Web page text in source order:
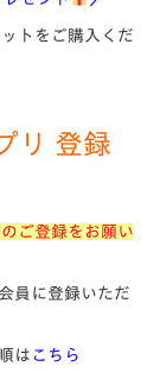
トをご購入くだ
リ 登録
ご登録をお願い
員に登録いただ
は こちら